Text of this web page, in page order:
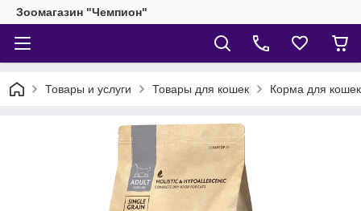
Зоомагазин "Чемпион"
Товары и услуги Товары для кошек Корма для кошек